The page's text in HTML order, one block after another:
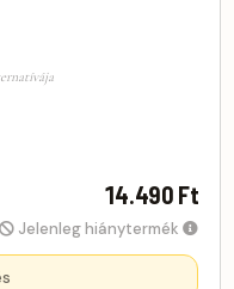
14.490 Ft
Jelenleg hiánytermék